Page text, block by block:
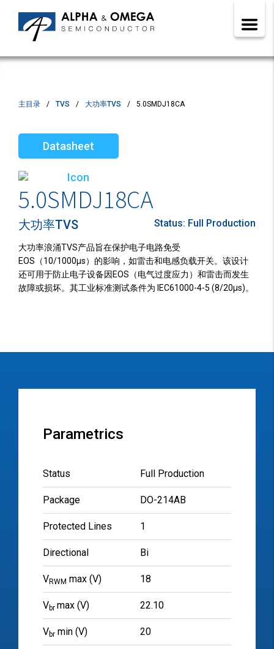
主目录 TVS 大功率TVS 5.0SMDJ18CA
Datasheet
5.0SMDJ18CA
大功率TVS Status: Full Production
大功率浪涌TVS产品旨在保护电子电路免受
EOS（10/1000µs）的影响，如雷击和电感负载开关。该设计
还可用于防止电子设备因EOS（电气过度应力）和雷击而发生
故障或损坏。其工业标准测试条件为 IEC61000-4-5 (8/20µs)。
Parametrics
Status Full Production
Package DO-214AB
Protected Lines 1
Directional Bi
VRWM max (V) 18
Vbr max (V) 22.10
Vbr min (V) 20